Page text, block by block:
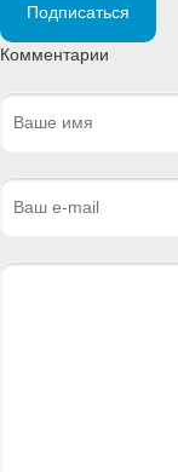
Подписаться
Комментарии